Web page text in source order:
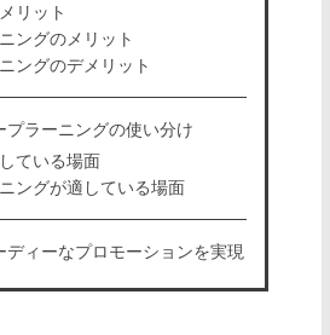
リット
ングのメリット
ングのデメリット
プラーニングの使い分け
ている場面
ングが適している場面
ディーなプロモーションを実現